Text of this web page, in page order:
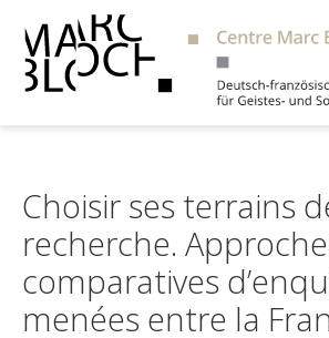
Choisir ses terrains
recherche.
comparatives
menées entre la